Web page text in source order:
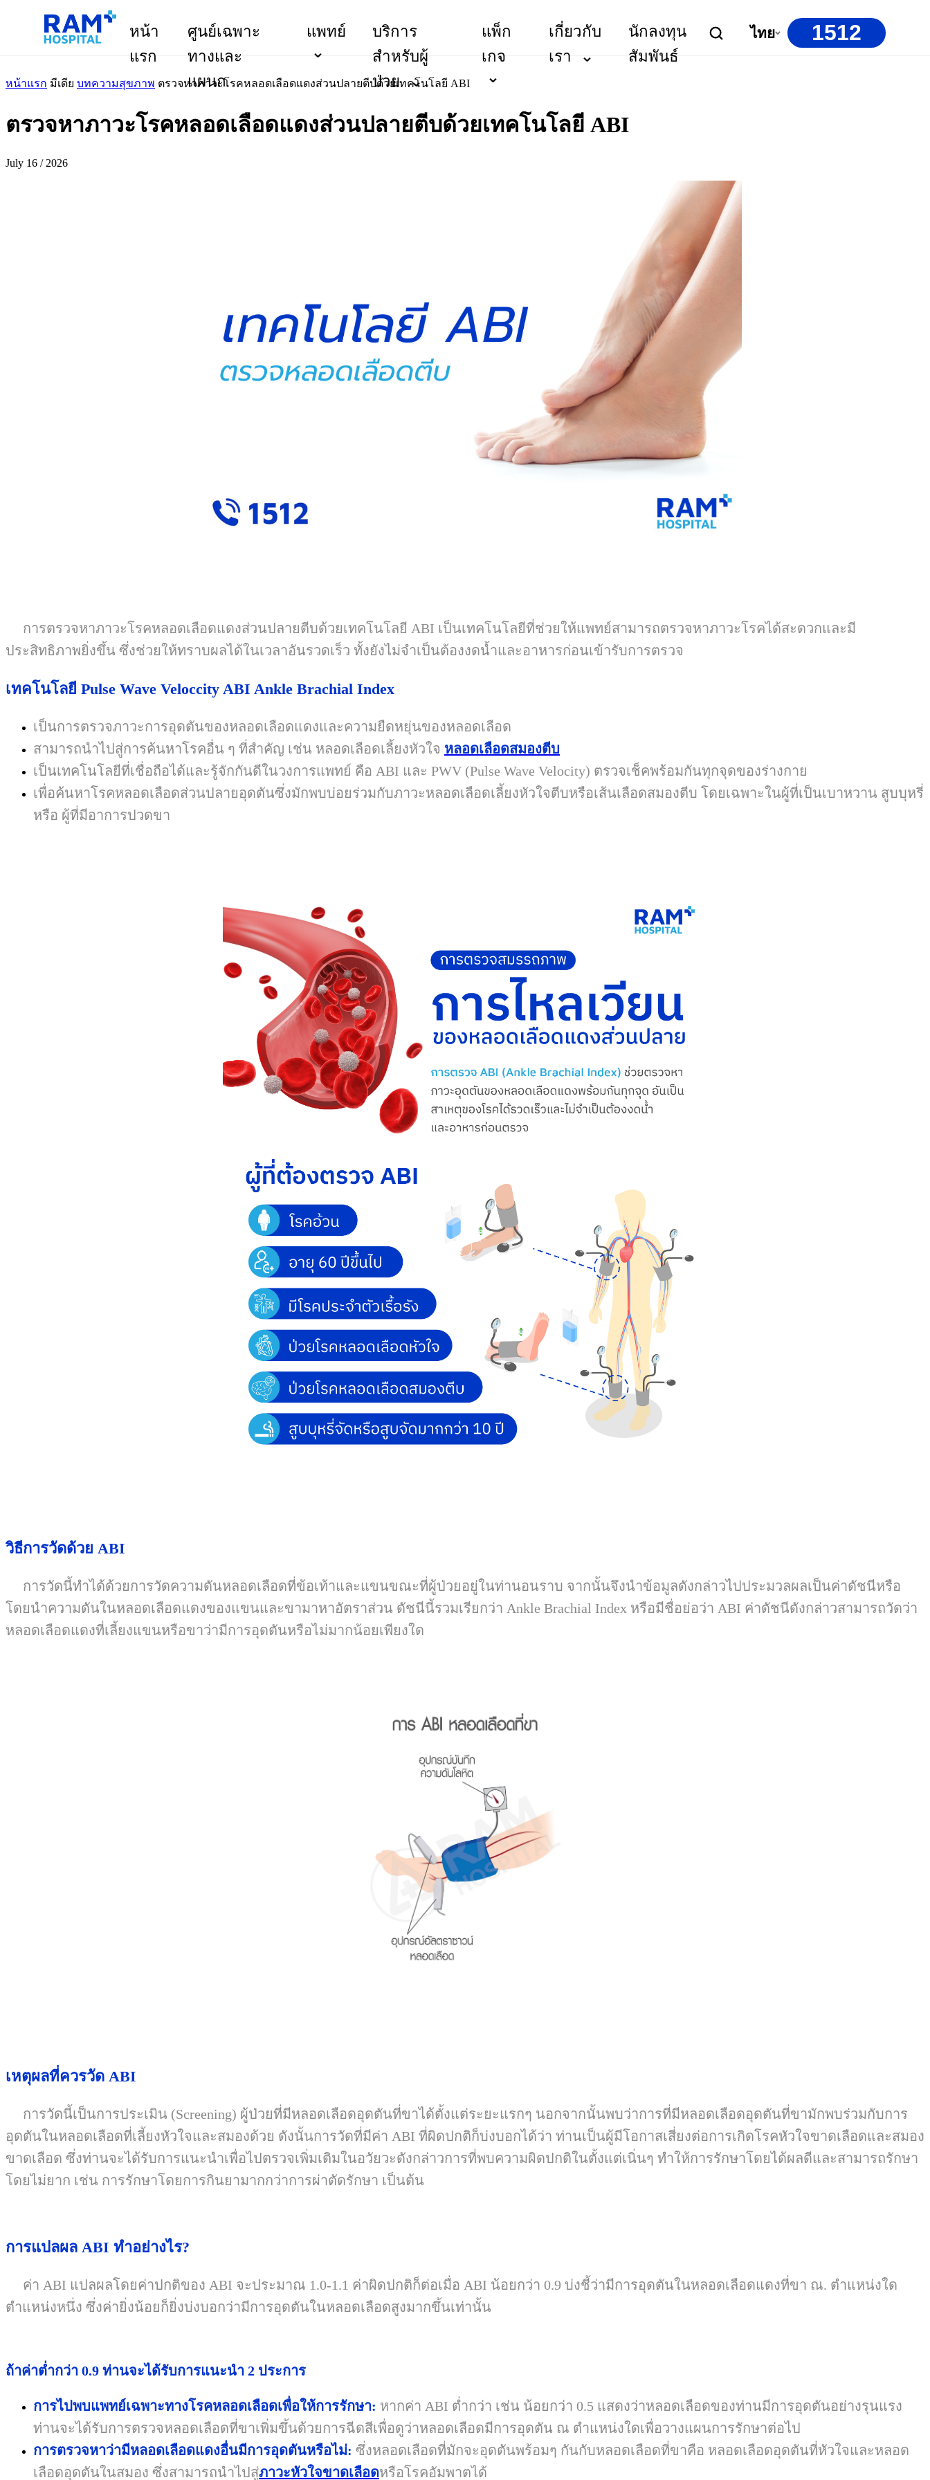
หน้า
แรก
ศูนย์เฉพาะ
ทางและ
แผนก
แพทย์
บริการ
สำหรับผู้
ป่วย
แพ็ก
เกจ
เกี่ยวกับ
เรา
นักลงทุน
สัมพันธ์
ไทย 1512
หน้าแรก มีเดีย บทความสุขภาพ ตรวจหาภาวะโรคหลอดเลือดแดงส่วนปลายตีบด้วยเทคโนโลยี ABI
ตรวจหาภาวะโรคหลอดเลือดแดงส่วนปลายตีบด้วยเทคโนโลยี ABI
July 16 / 2026
การตรวจหาภาวะโรคหลอดเลือดแดงส่วนปลายตีบด้วยเทคโนโลยี ABI เป็นเทคโนโลยีที่ช่วยให้แพทย์สามารถตรวจหาภาวะโรคได้สะดวกและมี
ประสิทธิภาพยิ่งขึ้น ซึ่งช่วยให้ทราบผลได้ในเวลาอันรวดเร็ว ทั้งยังไม่จำเป็นต้องงดน้ำและอาหารก่อนเข้ารับการตรวจ
เทคโนโลยี Pulse Wave Veloccity ABI Ankle Brachial Index
เป็นการตรวจภาวะการอุดตันของหลอดเลือดแดงและความยืดหยุ่นของหลอดเลือด
สามารถนำไปสู่การค้นหาโรคอื่น ๆ ที่สำคัญ เช่น หลอดเลือดเลี้ยงหัวใจ หลอดเลือดสมองตีบ
เป็นเทคโนโลยีที่เชื่อถือได้และรู้จักกันดีในวงการแพทย์ คือ ABI และ PWV (Pulse Wave Velocity) ตรวจเช็คพร้อมกันทุกจุดของร่างกาย
เพื่อค้นหาโรคหลอดเลือดส่วนปลายอุดตันซึ่งมักพบบ่อยร่วมกับภาวะหลอดเลือดเลี้ยงหัวใจตีบหรือเส้นเลือดสมองตีบ โดยเฉพาะในผู้ที่เป็นเบาหวาน สูบบุหรี่
หรือ ผู้ที่มีอาการปวดขา
​วิธีการวัดด้วย ABI
การวัดนี้ทำได้ด้วยการวัดความดันหลอดเลือดที่ข้อเท้าและแขนขณะที่ผู้ป่วยอยู่ในท่านอนราบ จากนั้นจึงนำข้อมูลดังกล่าวไปประมวลผลเป็นค่าดัชนีหรือ
โดยนำความดันในหลอดเลือดแดงของแขนและขามาหาอัตราส่วน ดัชนีนี้รวมเรียกว่า Ankle Brachial Index หรือมีชื่อย่อว่า ABI ค่าดัชนีดังกล่าวสามารถวัดว่า
หลอดเลือดแดงที่เลี้ยงแขนหรือขาว่ามีการอุดตันหรือไม่มากน้อยเพียงใด
เหตุผลที่ควรวัด ABI
การวัดนี้เป็นการประเมิน (Screening) ผู้ป่วยที่มีหลอดเลือดอุดตันที่ขาได้ตั้งแต่ระยะแรกๆ นอกจากนั้นพบว่าการที่มีหลอดเลือดอุดตันที่ขามักพบร่วมกับการ
อุดตันในหลอดเลือดที่เลี้ยงหัวใจและสมองด้วย ดังนั้นการวัดที่มีค่า ABI ที่ผิดปกติก็บ่งบอกได้ว่า ท่านเป็นผู้มีโอกาสเสี่ยงต่อการเกิดโรคหัวใจขาดเลือดและสมอง
ขาดเลือด ซึ่งท่านจะได้รับการแนะนำเพื่อไปตรวจเพิ่มเติมในอวัยวะดังกล่าวการที่พบความผิดปกติในตั้งแต่เนิ่นๆ ทำให้การรักษาโดยได้ผลดีและสามารถรักษา
โดยไม่ยาก เช่น การรักษาโดยการกินยามากกว่าการผ่าตัดรักษา เป็นต้น
การแปลผล ABI ทำอย่างไร?
ค่า ABI แปลผลโดยค่าปกติของ ABI จะประมาณ 1.0-1.1 ค่าผิดปกติก็ต่อเมื่อ ABI น้อยกว่า 0.9 บ่งชี้ว่ามีการอุดตันในหลอดเลือดแดงที่ขา ณ. ตำแหน่งใด
ตำแหน่งหนึ่ง ซึ่งค่ายิ่งน้อยก็ยิ่งบ่งบอกว่ามีการอุดตันในหลอดเลือดสูงมากขึ้นเท่านั้น
ถ้าค่าต่ำกว่า 0.9 ท่านจะได้รับการแนะนำ 2 ประการ
การไปพบแพทย์เฉพาะทางโรคหลอดเลือดเพื่อให้การรักษา: หากค่า ABI ต่ำกว่า เช่น น้อยกว่า 0.5 แสดงว่าหลอดเลือดของท่านมีการอุดตันอย่างรุนแรง
ท่านจะได้รับการตรวจหลอดเลือดที่ขาเพิ่มขึ้นด้วยการฉีดสีเพื่อดูว่าหลอดเลือดมีการอุดตัน ณ ตำแหน่งใดเพื่อวางแผนการรักษาต่อไป
การตรวจหาว่ามีหลอดเลือดแดงอื่นมีการอุดตันหรือไม่: ซึ่งหลอดเลือดที่มักจะอุดตันพร้อมๆ กันกับหลอดเลือดที่ขาคือ หลอดเลือดอุดตันที่หัวใจและหลอด
เลือดอุดตันในสมอง ซึ่งสามารถนำไปสู่ภาวะหัวใจขาดเลือดหรือโรคอัมพาตได้